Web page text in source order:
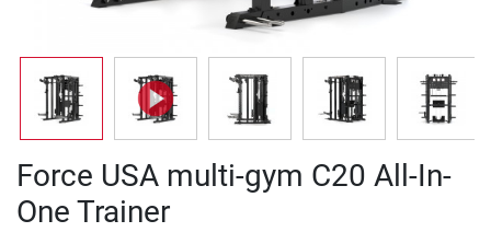
Force USA multi-gym C20 All-In-
One Trainer